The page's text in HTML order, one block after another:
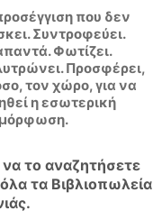
που δεν
Συντροφεύει.
Φωτίζει.
Προσφέρει,
τον χώρο, για να
η εσωτερική
το αναζητήσετε
τα Βιβλιοπωλεία